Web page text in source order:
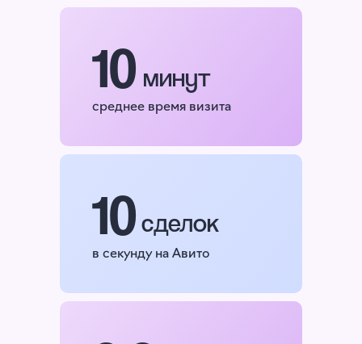
10 минут
среднее время визита
10сделок
в секунду на Авито